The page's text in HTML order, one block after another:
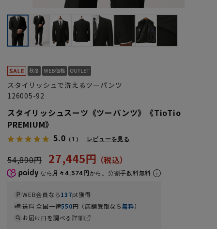
スタイリッシュで洗えるツーパンツ
126005-92
スタイリッシュスーツ《ツーパンツ》《TioTio
PREMIUM》
5.0 （1） レビューを見る
54,890円 27,445円
なら 月々4,574円から。分割手数料無料
WEB会員なら137pt獲得
送料 全国一律550円（店舗受取なら無料）
お届け日を調べる詳細